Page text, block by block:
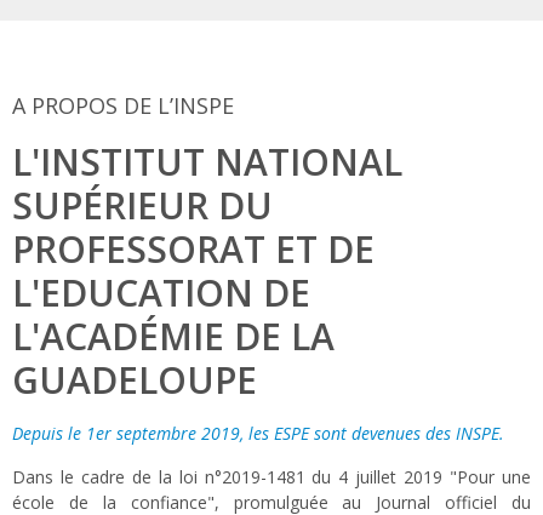
A PROPOS DE L’INSPE
L'INSTITUT NATIONAL
SUPÉRIEUR DU
PROFESSORAT ET DE
L'EDUCATION DE
L'ACADÉMIE DE LA
GUADELOUPE
Depuis le 1er septembre 2019, les ESPE sont devenues des INSPE.
Dans le cadre de la loi n°2019-1481 du 4 juillet 2019 "Pour une
école de la confiance", promulguée au Journal officiel du